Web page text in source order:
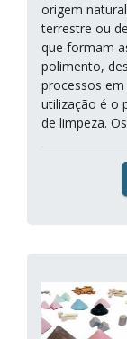
origem
terrestre ou
que formam
polimento,
processos
utilização é o
de limpeza.